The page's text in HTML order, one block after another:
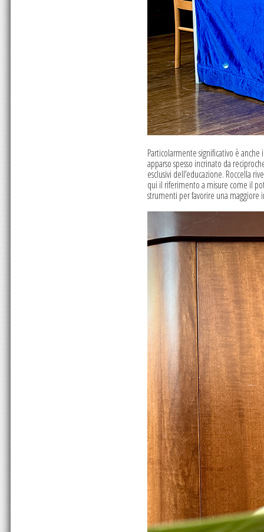
Particolarmente significativo è
apparso spesso incrinato da
esclusivi dell’educazione. Roccella
qui il riferimento a misure come il
strumenti per favorire una